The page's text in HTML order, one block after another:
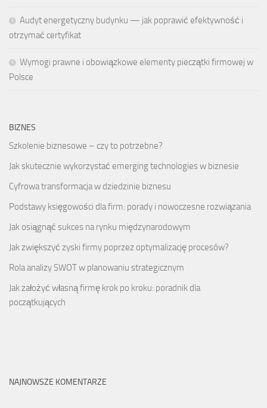
Audyt energetyczny budynku — jak poprawić efektywność i
otrzymać certyfikat
Wymogi prawne i obowiązkowe elementy pieczątki firmowej w
Polsce
BIZNES
Szkolenie biznesowe – czy to potrzebne?
Jak skutecznie wykorzystać emerging technologies w biznesie
Cyfrowa transformacja w dziedzinie biznesu
Podstawy księgowości dla firm: porady i nowoczesne rozwiązania
Jak osiągnąć sukces na rynku międzynarodowym
Jak zwiększyć zyski firmy poprzez optymalizację procesów?
Rola analizy SWOT w planowaniu strategicznym
Jak założyć własną firmę krok po kroku: poradnik dla
początkujących
NAJNOWSZE KOMENTARZE